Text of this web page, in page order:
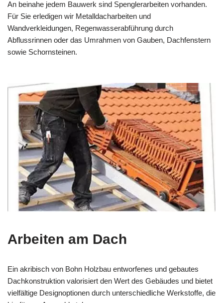
An beinahe jedem Bauwerk sind Spenglerarbeiten vorhanden.
Für Sie erledigen wir Metalldacharbeiten und
Wandverkleidungen, Regenwasserabführung durch
Abflussrinnen oder das Umrahmen von Gauben, Dachfenstern
sowie Schornsteinen.
Arbeiten am Dach
Ein akribisch von Bohn Holzbau entworfenes und gebautes
Dachkonstruktion valorisiert den Wert des Gebäudes und bietet
vielfältige Designoptionen durch unterschiedliche Werkstoffe, die